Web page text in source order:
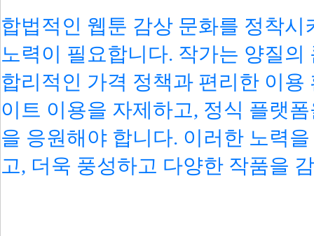
합법적인 웹툰 감상 문화를 정착
노력이 필요합니다. 작가는 양질
합리적인 가격 정책과 편리한 이
이트 이용을 자제하고, 정식 플랫
을 응원해야 합니다. 이러한 노력
고, 더욱 풍성하고 다양한 작품을